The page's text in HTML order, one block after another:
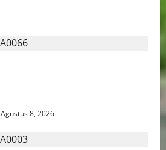
Agustus 8, 2026